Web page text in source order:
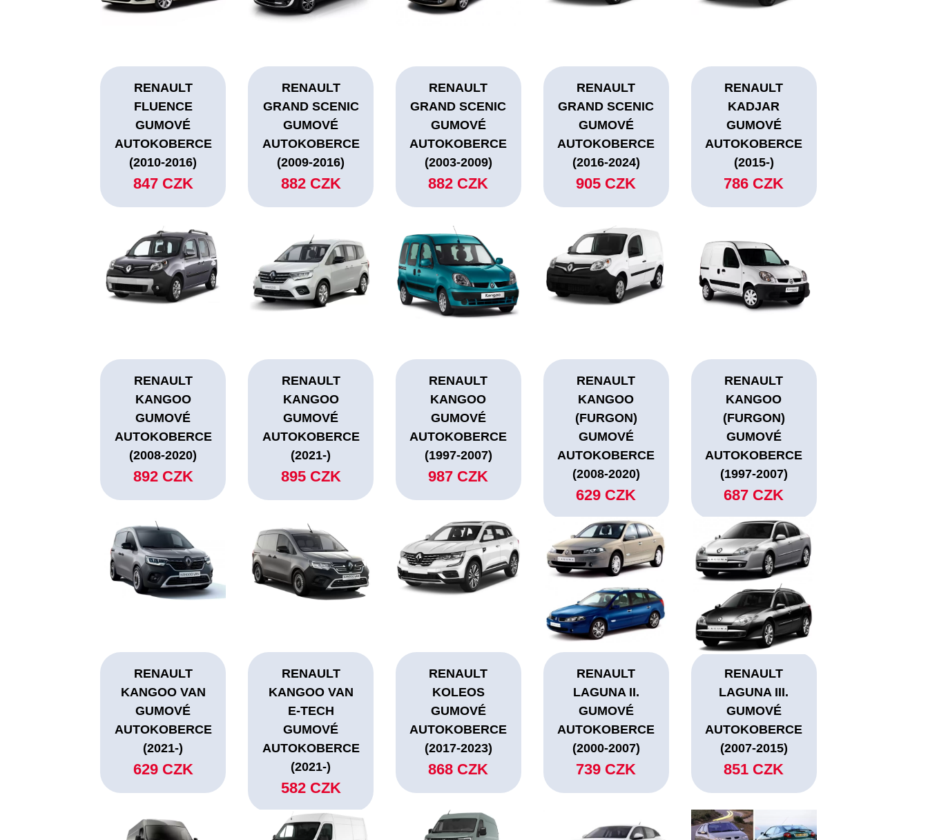
RENAULT
FLUENCE
GUMOVÉ
AUTOKOBERCE
(2010-2016)
847 CZK
RENAULT
GRAND SCENIC
GUMOVÉ
AUTOKOBERCE
(2009-2016)
882 CZK
RENAULT
GRAND SCENIC
GUMOVÉ
AUTOKOBERCE
(2003-2009)
882 CZK
RENAULT
GRAND SCENIC
GUMOVÉ
AUTOKOBERCE
(2016-2024)
905 CZK
RENAULT
KADJAR
GUMOVÉ
AUTOKOBERCE
(2015-)
786 CZK
RENAULT
KANGOO
GUMOVÉ
AUTOKOBERCE
(2008-2020)
892 CZK
RENAULT
KANGOO
GUMOVÉ
AUTOKOBERCE
(2021-)
895 CZK
RENAULT
KANGOO
GUMOVÉ
AUTOKOBERCE
(1997-2007)
987 CZK
RENAULT
KANGOO
(FURGON)
GUMOVÉ
AUTOKOBERCE
(2008-2020)
629 CZK
RENAULT
KANGOO
(FURGON)
GUMOVÉ
AUTOKOBERCE
(1997-2007)
687 CZK
RENAULT
KANGOO VAN
GUMOVÉ
AUTOKOBERCE
(2021-)
629 CZK
RENAULT
KANGOO VAN
E-TECH
GUMOVÉ
AUTOKOBERCE
(2021-)
582 CZK
RENAULT
KOLEOS
GUMOVÉ
AUTOKOBERCE
(2017-2023)
868 CZK
RENAULT
LAGUNA II.
GUMOVÉ
AUTOKOBERCE
(2000-2007)
739 CZK
RENAULT
LAGUNA III.
GUMOVÉ
AUTOKOBERCE
(2007-2015)
851 CZK